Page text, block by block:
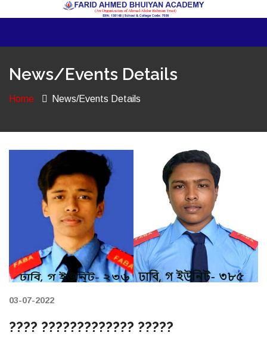
News/Events Details
Home News/Events Details
03-07-2022
???? ????????????? ?????